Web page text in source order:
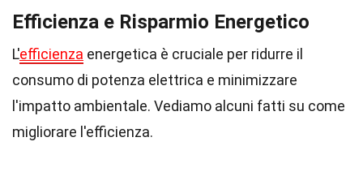
Efficienza e Risparmio Energetico
L'efficienza energetica è cruciale per ridurre il
consumo di potenza elettrica e minimizzare
l'impatto ambientale. Vediamo alcuni fatti su come
migliorare l'efficienza.